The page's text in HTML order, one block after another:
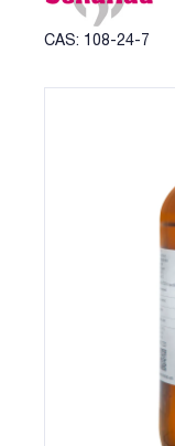
CAS: 108-24-7